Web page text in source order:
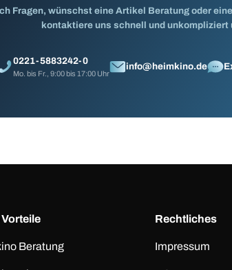
Fragen, wünschst eine Artikel Beratung oder
kontaktiere uns schnell und unkompliziert
0221-5883242-0
Mo. bis Fr., 9:00 bis 17:00 Uhr
info@heimkino.de
Beratung
Rechtliches
Impressum